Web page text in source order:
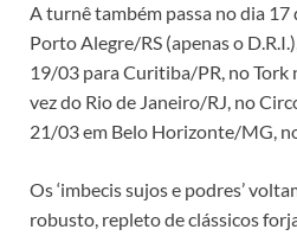
A turnê também passa no dia 17
Porto Alegre/RS (apenas o
19/03 para Curitiba/PR, no Tork
vez do Rio de Janeiro/RJ, no
21/03 em Belo Horizonte/MG,
Os ‘imbecis sujos e podres’
robusto, repleto de clássicos